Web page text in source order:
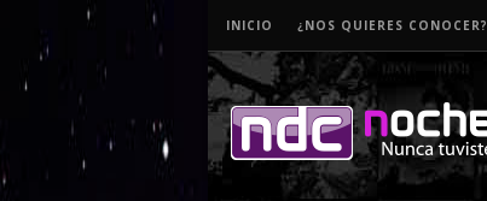
INICIO ¿NOS QUIERES CONOCER?